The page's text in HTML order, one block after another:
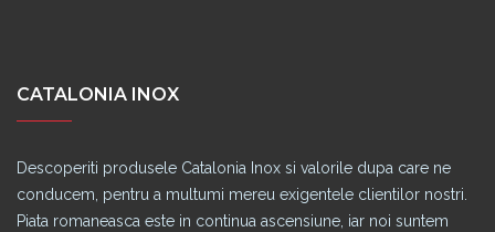
CATALONIA INOX
Descoperiti produsele Catalonia Inox si valorile dupa care ne
conducem, pentru a multumi mereu exigentele clientilor nostri.
Piata romaneasca este in continua ascensiune, iar noi suntem